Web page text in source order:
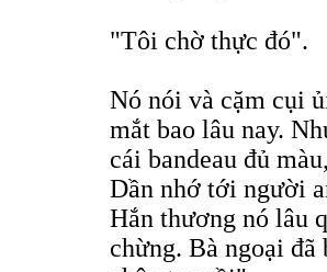
"Tôi chờ thực đó".
Nó nói và cặm cụi
mắt bao lâu nay.
cái bandeau đủ
Dần nhớ tới người
Hắn thương nó lâu
chừng. Bà ngoại